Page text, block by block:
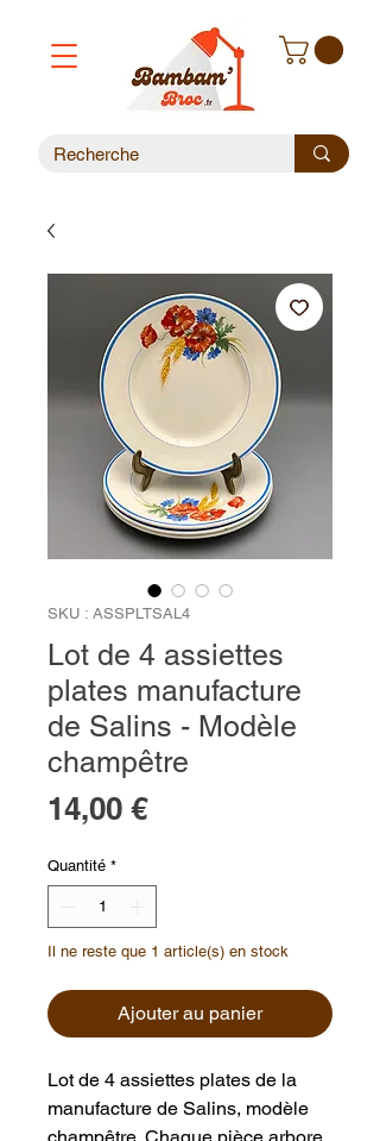
SKU : ASSPLTSAL4
Lot de 4 assiettes
plates manufacture
de Salins - Modèle
champêtre
14,00 €Prix
Quantité *
Il ne reste que 1 article(s) en stock
Ajouter au panier
Lot de 4 assiettes plates de la
manufacture de Salins, modèle